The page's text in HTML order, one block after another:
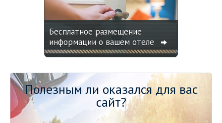
Бесплатное размещение
информации о вашем отеле
Полезным ли оказался для вас
сайт?